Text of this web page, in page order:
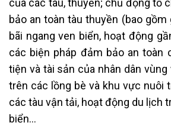
của các tàu, thuyền; chủ động tổ
bảo an toàn tàu thuyền (bao
bãi ngang ven biển, hoạt động
các biện pháp đảm bảo an toàn
tiện và tài sản của nhân dân vùng
trên các lồng bè và khu vực nuôi
các tàu vận tải, hoạt động du lịch
biển…